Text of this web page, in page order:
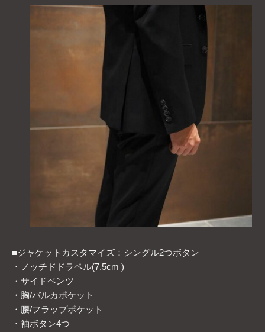
■ジャケットカスタマイズ：シングル2つボタン
・ノッチドドラペル(7.5cm )
・サイドベンツ
・胸/バルカポケット
・腰/フラップポケット
・袖ボタン4つ